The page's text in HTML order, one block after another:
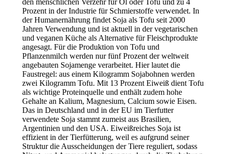
den menschlichen Verzehr für Öl oder Tofu und zu 4
Prozent in der Industrie für Schmierstoffe verwendet. In
der Humanernährung findet Soja als Tofu seit 2000
Jahren Verwendung und ist aktuell in der vegetarischen
und veganen Küche als Alternative für Fleischprodukte
angesagt. Für die Produktion von Tofu und
Pflanzenmilch werden nur fünf Prozent der weltweit
angebauten Sojamenge verarbeitet. Hier lautet die
Faustregel: aus einem Kilogramm Sojabohnen werden
zwei Kilogramm Tofu. Mit 13 Prozent Eiweiß dient Tofu
als wichtige Proteinquelle und enthält zudem hohe
Gehalte an Kalium, Magnesium, Calcium sowie Eisen.
Das in Deutschland und in der EU im Tierfutter
verwendete Soja stammt zumeist aus Brasilien,
Argentinien und den USA. Eiweißreiches Soja ist
effizient in der Tierfütterung, weil es aufgrund seiner
Struktur die Ausscheidungen der Tiere reguliert, sodass